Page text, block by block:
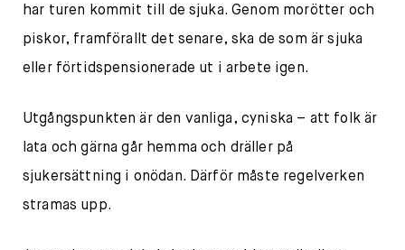
har turen kommit till de sjuka. Genom morötter och
piskor, framförallt det senare, ska de som är sjuka
eller förtidspensionerade ut i arbete igen.
Utgångspunkten är den vanliga, cyniska – att folk är
lata och gärna går hemma och dräller på
sjukersättning i onödan. Därför måste regelverken
stramas upp.